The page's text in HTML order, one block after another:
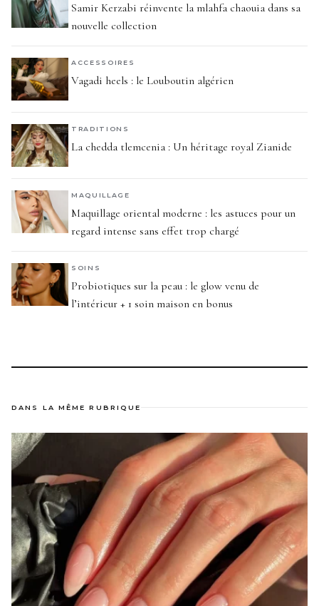
Samir Kerzabi réinvente la mlahfa chaouia dans sa
nouvelle collection
ACCESSOIRES
Vagadi heels : le Louboutin algérien
TRADITIONS
La chedda tlemcenia : Un héritage royal Zianide
MAQUILLAGE
Maquillage oriental moderne : les astuces pour un
regard intense sans effet trop chargé
SOINS
Probiotiques sur la peau : le glow venu de
l’intérieur + 1 soin maison en bonus
DANS LA MÊME RUBRIQUE